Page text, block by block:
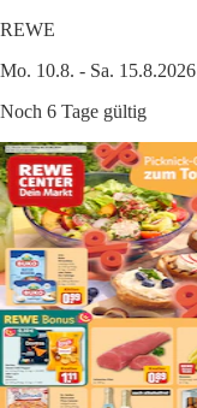
REWE
Mo. 10.8. - Sa. 15.8.2026
Noch 6 Tage gültig